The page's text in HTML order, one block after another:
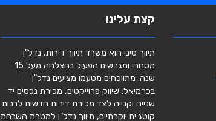
קצת עלינו
תיווך סיני הוא משרד תיווך דירות, נדל"ן
מסחרי ומגרשים הפעיל בהצלחה מעל 15
שנה. מתווכחים מטעמו מציעים נדל"ן
בכרמיאל: שיווק פרוייקטים, מכירת נכסים יד
שנייה וקנייה לצד מכירת דירות חדשות לרבות
קוטג'ים יוקרתיים, תיווך נדל"ן למטרת השבחת